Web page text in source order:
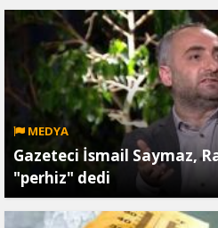
MEDYA
Gazeteci İsmail Saymaz,
"perhiz" dedi